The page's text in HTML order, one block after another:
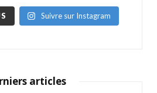
Suivre sur Instagram
articles